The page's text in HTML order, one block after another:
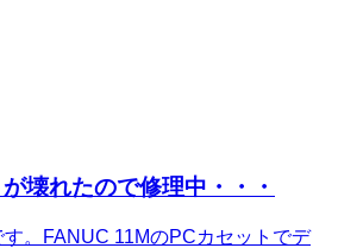
壊れたので修理中・・・
。FANUC 11MのPCカセットでデ